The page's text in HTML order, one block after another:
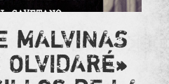
MALVINAS